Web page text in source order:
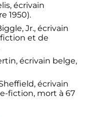
écrivain
1950).
Jr., écrivain
et de
écrivain belge,
écrivain
fiction, mort à 67